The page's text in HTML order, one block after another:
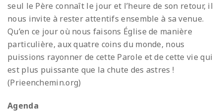
seul le Père connaît le jour et l’heure de son retour, il
nous invite à rester attentifs ensemble à sa venue.
Qu’en ce jour où nous faisons Église de manière
particulière, aux quatre coins du monde, nous
puissions rayonner de cette Parole et de cette vie qui
est plus puissante que la chute des astres !
(Prieenchemin.org)
Agenda